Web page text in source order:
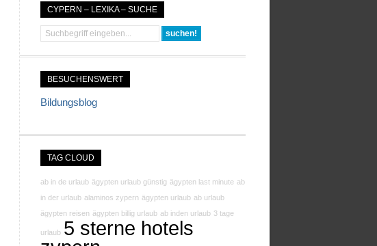
CYPERN – LEXIKA – SUCHE
BESUCHENSWERT
Bildungsblog
TAG CLOUD
ab in de urlaub ägypten urlaub günstig ägypten last minute ab
in der urlaub alaminos zypern ägypten urlaub ab urlaub
ägypten reisen ägypten billig urlaub ab inden urlaub 3 tage
urlaub 5 sterne hotels